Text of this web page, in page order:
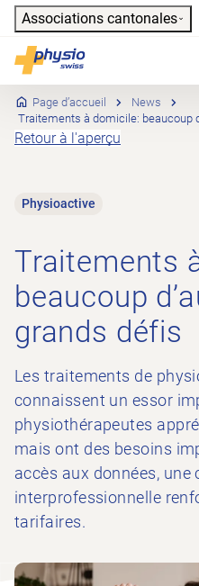
Header
Associations cantonales
Physioswiss
Navigation
Page d’accueil
News
Traitements à domicile: beaucoup
Retour à l'aperçu
Physioactive
Traitements
beaucoup
grands défis
Les traitements de
connaissent un essor
physiothérapeutes
mais ont des besoins
accès aux données,
interprofessionnelle
tarifaires.